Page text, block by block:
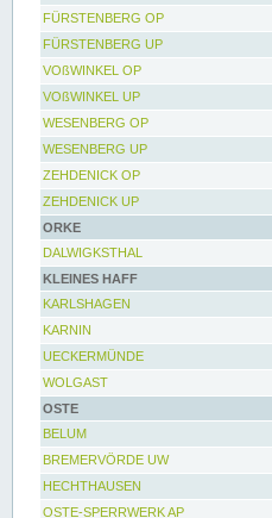
FÜRSTENBERG OP
FÜRSTENBERG UP
VOßWINKEL OP
VOßWINKEL UP
WESENBERG OP
WESENBERG UP
ZEHDENICK OP
ZEHDENICK UP
ORKE
DALWIGKSTHAL
KLEINES HAFF
KARLSHAGEN
KARNIN
UECKERMÜNDE
WOLGAST
OSTE
BELUM
BREMERVÖRDE UW
HECHTHAUSEN
OSTE-SPERRWERK AP